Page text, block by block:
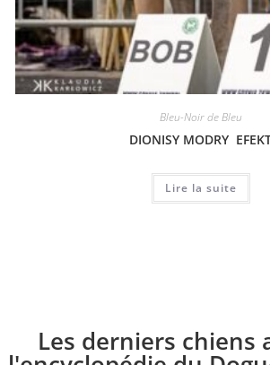
Bleu-Noir de Bleu
DIONISY MODRY
Lire la suite
Les derniers chiens